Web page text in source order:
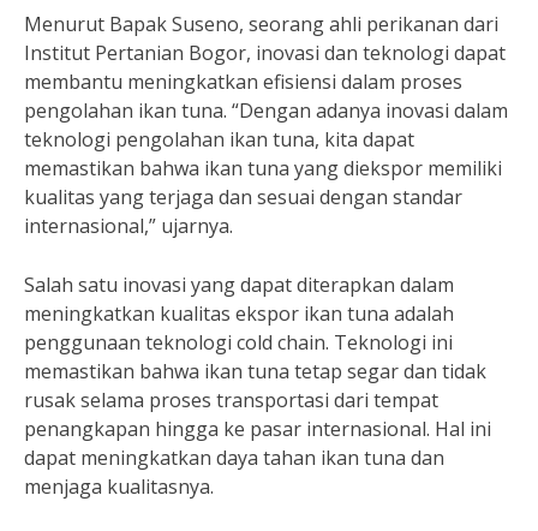
Menurut Bapak Suseno, seorang ahli perikanan dari
Institut Pertanian Bogor, inovasi dan teknologi dapat
membantu meningkatkan efisiensi dalam proses
pengolahan ikan tuna. “Dengan adanya inovasi dalam
teknologi pengolahan ikan tuna, kita dapat
memastikan bahwa ikan tuna yang diekspor memiliki
kualitas yang terjaga dan sesuai dengan standar
internasional,” ujarnya.
Salah satu inovasi yang dapat diterapkan dalam
meningkatkan kualitas ekspor ikan tuna adalah
penggunaan teknologi cold chain. Teknologi ini
memastikan bahwa ikan tuna tetap segar dan tidak
rusak selama proses transportasi dari tempat
penangkapan hingga ke pasar internasional. Hal ini
dapat meningkatkan daya tahan ikan tuna dan
menjaga kualitasnya.